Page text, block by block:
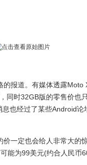
道。有媒体透露Moto
同时32GB版的零售价也
也经过了某些Android
定也会给人非常大的惊
能为99美元(约合人民币